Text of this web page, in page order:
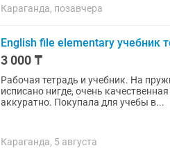
Караганда, позавчера
English file elementary учебник
3 000 ₸
Рабочая тетрадь и учебник. На
исписано нигде, очень
аккуратно. Покупала для учебы в...
Караганда, 5 августа